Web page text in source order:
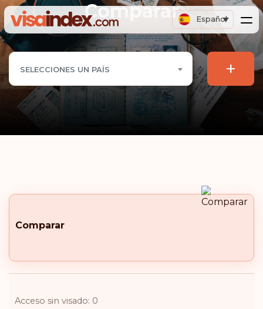
Español
Comparar
SELECCIONES UN PAÍS +
Comparar
Acceso sin visado: 0